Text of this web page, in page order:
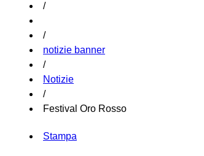
/
/
notizie banner
/
Notizie
/
Festival Oro Rosso
Stampa